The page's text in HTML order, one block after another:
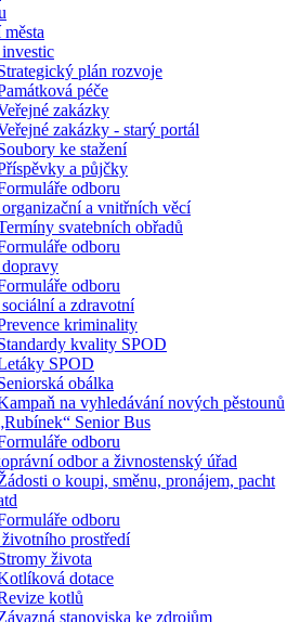
plán rozvoje
péče
zakázky
zakázky - starý portál
ke stažení
a půjčky
odboru
a vnitřních věcí
svatebních obřadů
odboru
odboru
a zdravotní
kriminality
kvality SPOD
SPOD
obálka
na vyhledávání nových pěstounů
Senior Bus
odboru
odbor a živnostenský úřad
o koupi, směnu, pronájem, pacht
odboru
prostředí
života
dotace
kotlů
stanoviska ke zdrojům